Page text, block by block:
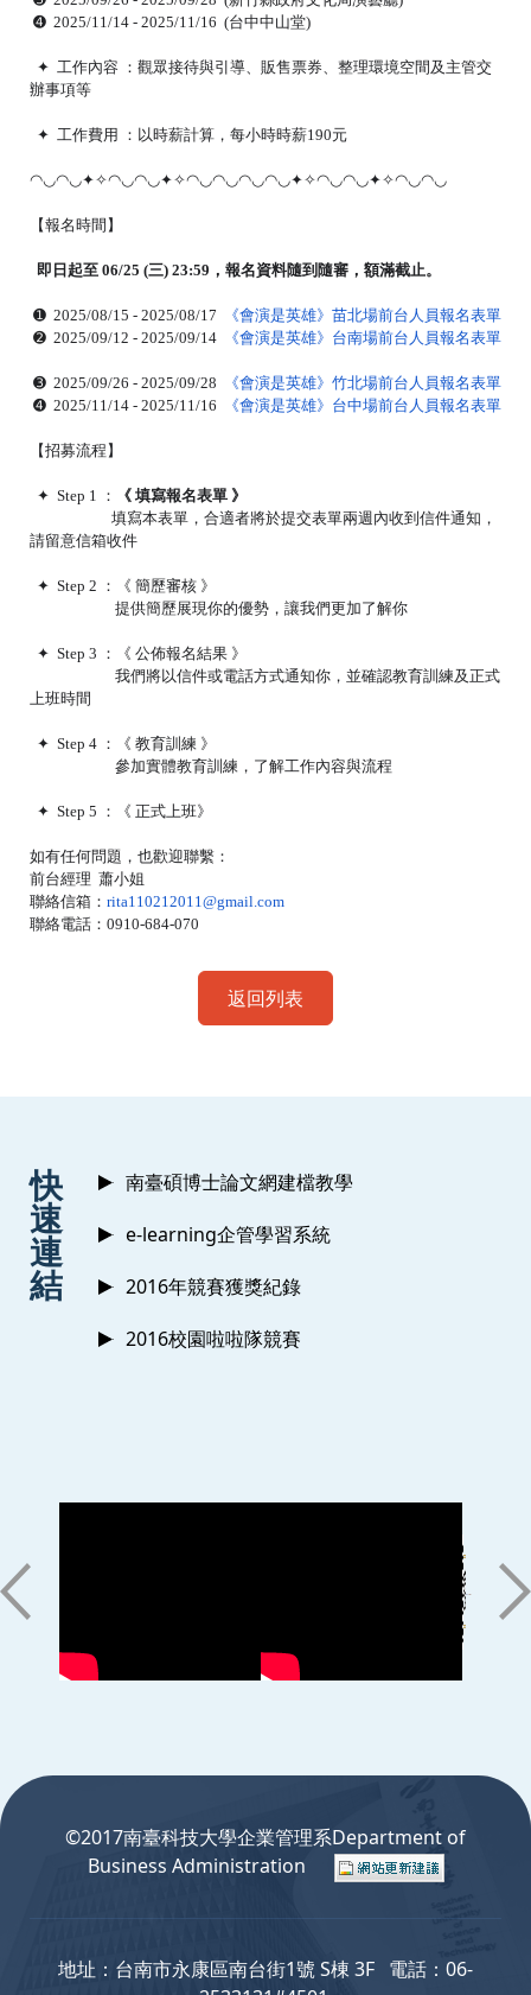
➍ 2025/11/14 - 2025/11/16 (台中中山堂)
✦ 工作內容 ：觀眾接待與引導、販售票券、整理環境空間及主管交
辦事項等
✦ 工作費用 ：以時薪計算，每小時時薪190元
◠◡◠◡✦✧◠◡◠◡✦✧◠◡◠◡◠◡◠◡✦✧◠◡◠◡✦✧◠◡◠◡
【報名時間】
即日起至 06/25 (三) 23:59，報名資料隨到隨審，額滿截止。
➊ 2025/08/15 - 2025/08/17
《會演是英雄》苗北場前台人員報名表單
➋ 2025/09/12 - 2025/09/14 《會演是英雄》台南場前台人員報名表單
➌ 2025/09/26 - 2025/09/28
《會演是英雄》竹北場前台人員報名表單
➍ 2025/11/14 - 2025/11/16
《會演是英雄》台中場前台人員報名表單
【招募流程】
✦ Step 1 ：
《 填寫報名表單 》
填寫本表單，合適者將於提交表單兩週內收到信件通知，
請留意信箱收件
✦ Step 2 ：《 簡歷審核 》
提供簡歷展現你的優勢，讓我們更加了解你
✦ Step 3 ：《 公佈報名結果 》
我們將以信件或電話方式通知你，並確認教育訓練及正式
上班時間
✦ Step 4 ：《 教育訓練 》
參加實體教育訓練，了解工作內容與流程
✦ Step 5 ：《 正式上班》
如有任何問題，也歡迎聯繫：
前台經理 蕭小姐
聯絡信箱： rita110212011@gmail.com
聯絡電話：0910-684-070
返回列表
快
速
連
結
南臺碩博士論文網建檔教學
e-learning企管學習系統
2016年競賽獲獎紀錄
2016校園啦啦隊競賽
©2017南臺科技大學企業管理系Department of
Business Administration
地址：台南市永康區南台街1號 S棟 3F 電話：06-